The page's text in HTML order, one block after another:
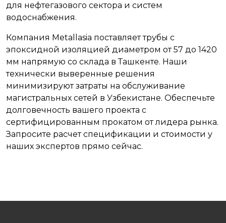
для нефтегазового сектора и систем
водоснабжения.
Компания Metallasia поставляет трубы с
эпоксидной изоляцией диаметром от 57 до 1420
мм напрямую со склада в Ташкенте. Наши
технически выверенные решения
минимизируют затраты на обслуживание
магистральных сетей в Узбекистане. Обеспечьте
долговечность вашего проекта с
сертифицированным прокатом от лидера рынка.
Запросите расчет спецификации и стоимости у
наших экспертов прямо сейчас.